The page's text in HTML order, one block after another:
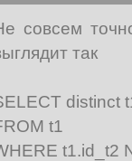
совсем
так
distinct
t1
t1.id_t2